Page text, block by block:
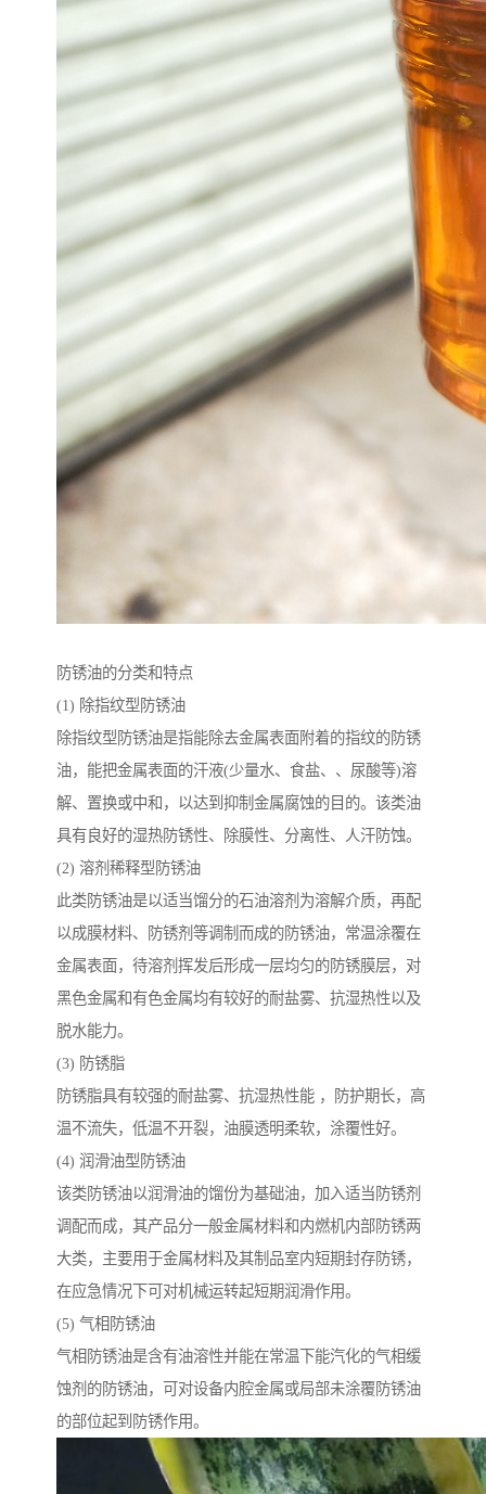
防锈油的分类和特点
(1) 除指纹型防锈油
除指纹型防锈油是指能除去金属表面附着的指纹的防锈
油，能把金属表面的汗液(少量水、食盐、、尿酸等)溶
解、置换或中和，以达到抑制金属腐蚀的目的。该类油
具有良好的湿热防锈性、除膜性、分离性、人汗防蚀。
(2) 溶剂稀释型防锈油
此类防锈油是以适当馏分的石油溶剂为溶解介质，再配
以成膜材料、防锈剂等调制而成的防锈油，常温涂覆在
金属表面，待溶剂挥发后形成一层均匀的防锈膜层，对
黑色金属和有色金属均有较好的耐盐雾、抗湿热性以及
脱水能力。
(3) 防锈脂
防锈脂具有较强的耐盐雾、抗湿热性能 ，防护期长，高
温不流失，低温不开裂，油膜透明柔软，涂覆性好。
(4) 润滑油型防锈油
该类防锈油以润滑油的馏份为基础油，加入适当防锈剂
调配而成，其产品分一般金属材料和内燃机内部防锈两
大类，主要用于金属材料及其制品室内短期封存防锈，
在应急情况下可对机械运转起短期润滑作用。
(5) 气相防锈油
气相防锈油是含有油溶性并能在常温下能汽化的气相缓
蚀剂的防锈油，可对设备内腔金属或局部未涂覆防锈油
的部位起到防锈作用。